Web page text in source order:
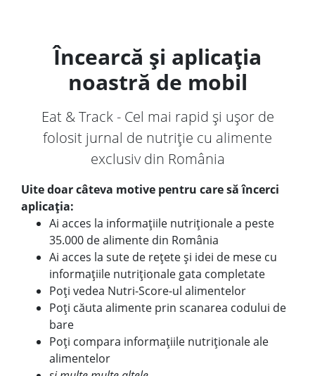
Încearcă și aplicația
noastră de mobil
Eat & Track - Cel mai rapid și ușor de
folosit jurnal de nutriție cu alimente
exclusiv din România
Uite doar câteva motive pentru care să încerci
aplicația:
Ai acces la informațiile nutriționale a peste
35.000 de alimente din România
Ai acces la sute de rețete și idei de mese cu
informațiile nutriționale gata completate
Poți vedea Nutri-Score-ul alimentelor
Poți căuta alimente prin scanarea codului de
bare
Poți compara informațiile nutriționale ale
alimentelor